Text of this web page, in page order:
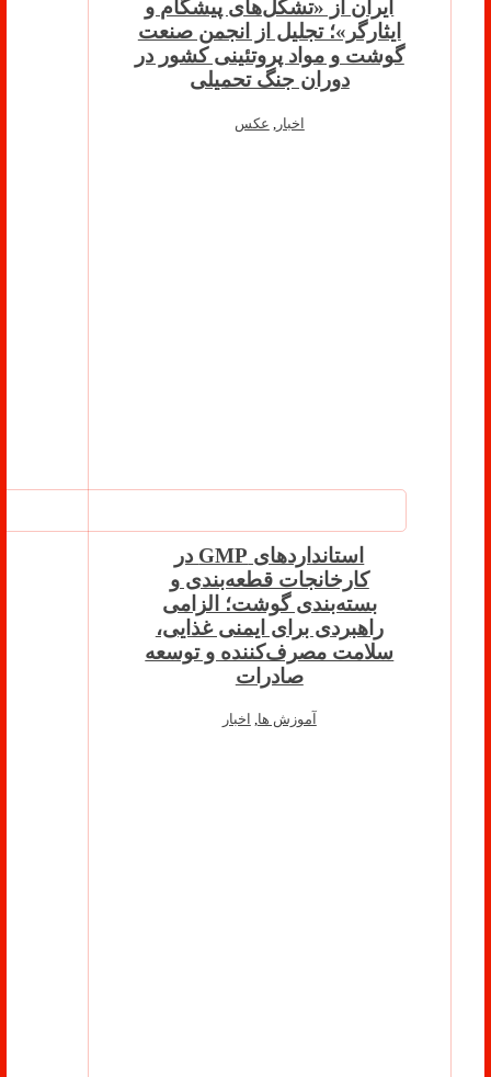
ایران از «تشکل‌های پیشگام و
ایثارگر»؛ تجلیل از انجمن صنعت
گوشت و مواد پروتئینی کشور در
دوران جنگ تحمیلی
اخبار عکس
استانداردهای GMP در
کارخانجات قطعه‌بندی و
بسته‌بندی گوشت؛ الزامی
راهبردی برای ایمنی غذایی،
سلامت مصرف‌کننده و توسعه
صادرات
آموزش ها, اخبار